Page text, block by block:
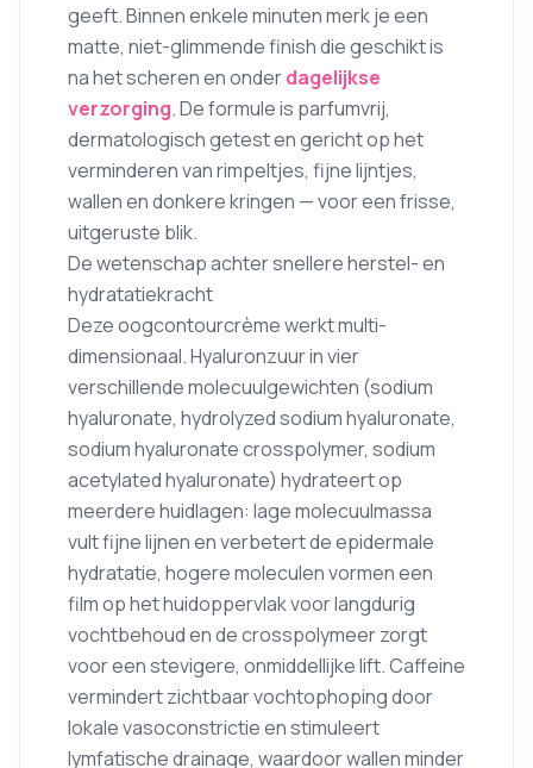
geeft. Binnen enkele minuten merk je een
matte, niet-glimmende finish die geschikt is
na het scheren en onderdagelijkse
verzorging. De formule is parfumvrij,
dermatologisch getest en gericht op het
verminderen van rimpeltjes, fijne lijntjes,
wallen en donkere kringen — voor een frisse,
uitgeruste blik.
De wetenschap achter snellere herstel- en
hydratatiekracht
Deze oogcontourcrème werkt multi-
dimensionaal. Hyaluronzuur in vier
verschillende molecuulgewichten (sodium
hyaluronate, hydrolyzed sodium hyaluronate,
sodium hyaluronate crosspolymer, sodium
acetylated hyaluronate) hydrateert op
meerdere huidlagen: lage molecuulmassa
vult fijne lijnen en verbetert de epidermale
hydratatie, hogere moleculen vormen een
film op het huidoppervlak voor langdurig
vochtbehoud en de crosspolymeer zorgt
voor een stevigere, onmiddellijke lift. Caffeine
vermindert zichtbaar vochtophoping door
lokale vasoconstrictie en stimuleert
lymfatische drainage, waardoor wallen minder